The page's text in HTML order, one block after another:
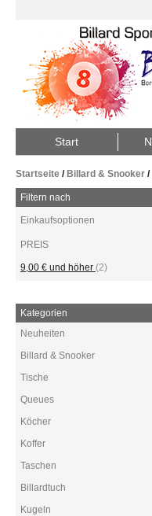
Start
Startseite / Billard & Snooker /
Filtern nach
Einkaufsoptionen
PREIS
9,00 € und höher (2)
Kategorien
Neuheiten
Billard & Snooker
Tische
Queues
Köcher
Koffer
Taschen
Billardtuch
Kugeln